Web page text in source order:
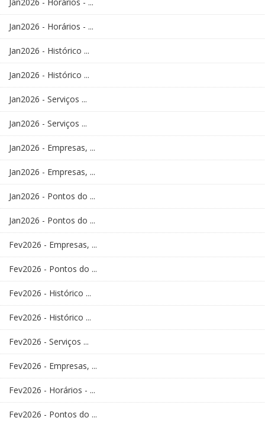
Jan2026 - Horários - ...
Jan2026 - Histórico ...
Jan2026 - Histórico ...
Jan2026 - Serviços ...
Jan2026 - Serviços ...
Jan2026 - Empresas, ...
Jan2026 - Empresas, ...
Jan2026 - Pontos do ...
Jan2026 - Pontos do ...
Fev2026 - Empresas, ...
Fev2026 - Pontos do ...
Fev2026 - Histórico ...
Fev2026 - Histórico ...
Fev2026 - Serviços ...
Fev2026 - Empresas, ...
Fev2026 - Horários - ...
Fev2026 - Pontos do ...